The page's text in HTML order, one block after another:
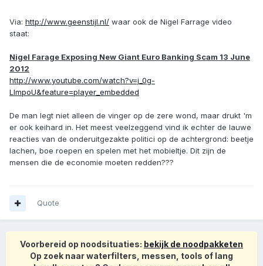
Via: http://www.geenstijl.nl/ waar ook de Nigel Farrage video
staat:
Nigel Farage Exposing New Giant Euro Banking Scam 13 June
2012
http://www.youtube.com/watch?v=j_0g-
LImpoU&feature=player_embedded
De man legt niet alleen de vinger op de zere wond, maar drukt 'm
er ook keihard in. Het meest veelzeggend vind ik echter de lauwe
reacties van de onderuitgezakte politici op de achtergrond: beetje
lachen, boe roepen en spelen met het mobieltje. Dit zijn de
mensen die de economie moeten redden???
Quote
Voorbereid op noodsituaties: bekijk de noodpakketen
Op zoek naar waterfilters, messen, tools of lang